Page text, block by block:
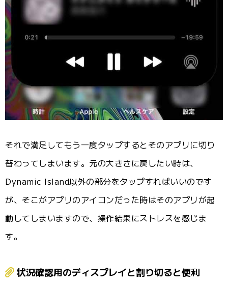
それで満足してもう一度タップするとそのアプリに切り
替わってしまいます。元の大きさに戻したい時は、
Dynamic Island以外の部分をタップすればいいのです
が、そこがアプリのアイコンだった時はそのアプリが起
動してしまいますので、操作結果にストレスを感じま
す。
状況確認用のディスプレイと割り切ると便利